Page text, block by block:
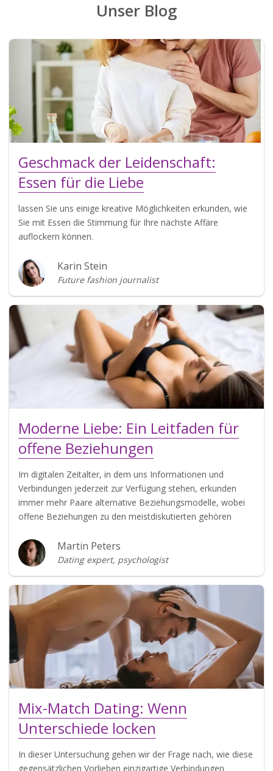
Unser Blog
Geschmack der Leidenschaft:
Essen für die Liebe
lassen Sie uns einige kreative Möglichkeiten erkunden, wie
Sie mit Essen die Stimmung für Ihre nächste Affäre
auflockern können.
Karin Stein
Future fashion journalist
Moderne Liebe: Ein Leitfaden für
offene Beziehungen
Im digitalen Zeitalter, in dem uns Informationen und
Verbindungen jederzeit zur Verfügung stehen, erkunden
immer mehr Paare alternative Beziehungsmodelle, wobei
offene Beziehungen zu den meistdiskutierten gehören
Martin Peters
Dating expert, psychologist
Mix-Match Dating: Wenn
Unterschiede locken
In dieser Untersuchung gehen wir der Frage nach, wie diese
gegensätzlichen Vorlieben einzigartige Verbindungen